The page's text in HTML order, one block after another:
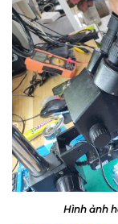
Hình ảnh